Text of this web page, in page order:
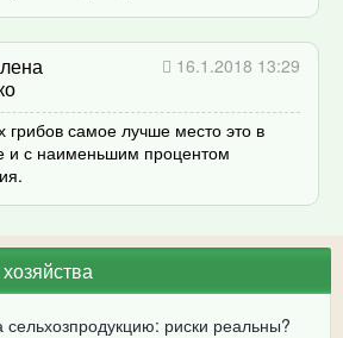
16.1.2018 13:29
грибов самое лучше место это в
и с наименьшим процентом
сельхозпродукцию: риски реальны?